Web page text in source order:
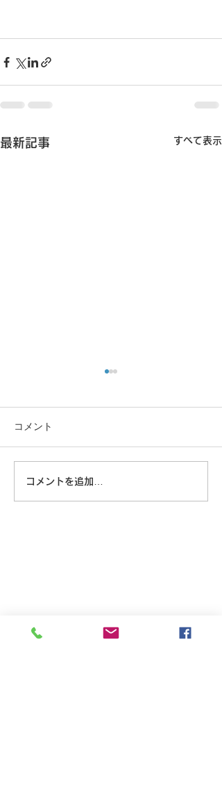
最新記事 すべて表示
この重機…
コメント
コメントを追加…